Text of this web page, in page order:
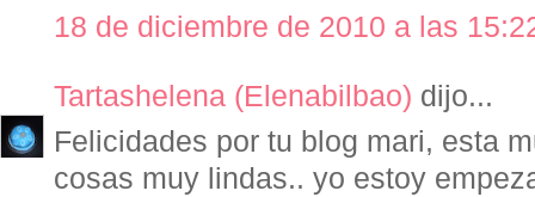
18 de diciembre de 2010 a las
Tartashelena (Elenabilbao) dijo...
Felicidades por tu blog mari, esta
cosas muy lindas.. yo estoy